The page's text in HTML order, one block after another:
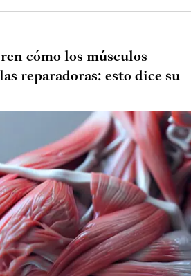
cómo los músculos
reparadoras: esto dice su